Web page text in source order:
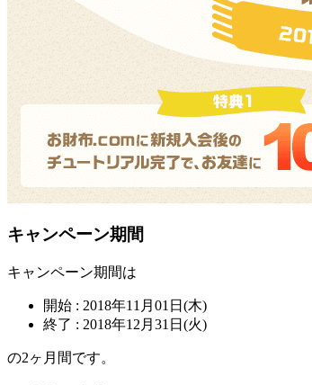
キャンペーン期間
キャンペーン期間は
開始 : 2018年11月01日(木)
終了 : 2018年12月31日(火)
の2ヶ月間です。